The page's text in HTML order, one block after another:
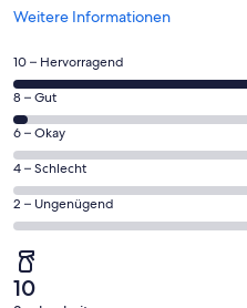
Weitere Informationen
Wird
einem
neuen
Fenster
geöffnet
28
von
insgesamt
29
Gästebewertungen
haben
eine
Bewertung
von
10
-
10 – Hervorragend
1
von
insgesamt
29
Gästebewertungen
haben
Bewertung
von
8 – Gut
0
von
insgesamt
29
Gästebewertungen
haben
eine
Bewertung
6 – Okay
0
von
insgesamt
Gästebewertungen
haben
4 – Schlecht
0
von
insgesamt
29
Gästebewertungen
2 – Ungenügend
10